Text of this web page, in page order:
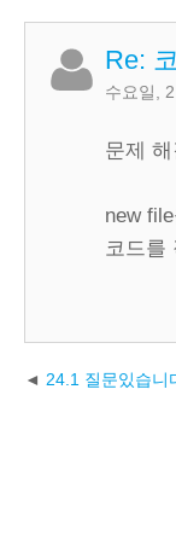
Re:
수요일,
문제
new
코드를
24.1 질문있습니